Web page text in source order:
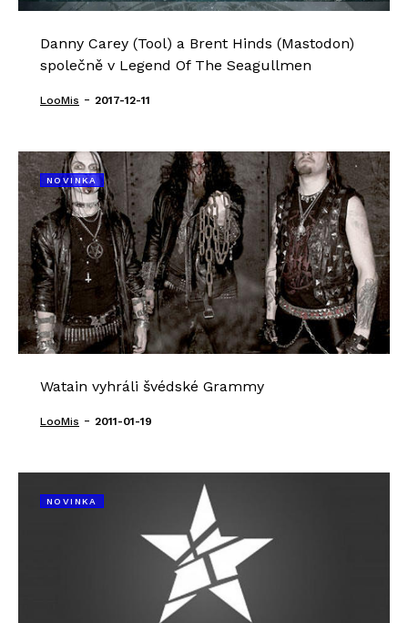
Danny Carey (Tool) a Brent Hinds (Mastodon)
společně v Legend Of The Seagullmen
LooMis - 2017-12-11
NOVINKA
Watain vyhráli švédské Grammy
LooMis - 2011-01-19
NOVINKA